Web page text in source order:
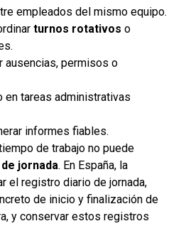
empleados del mismo equipo.
turnos rotativos o
ausencias, permisos o
en tareas administrativas
informes fiables.
de trabajo no puede
jornada. En España, la
el registro diario de jornada,
de inicio y finalización de
y conservar estos registros